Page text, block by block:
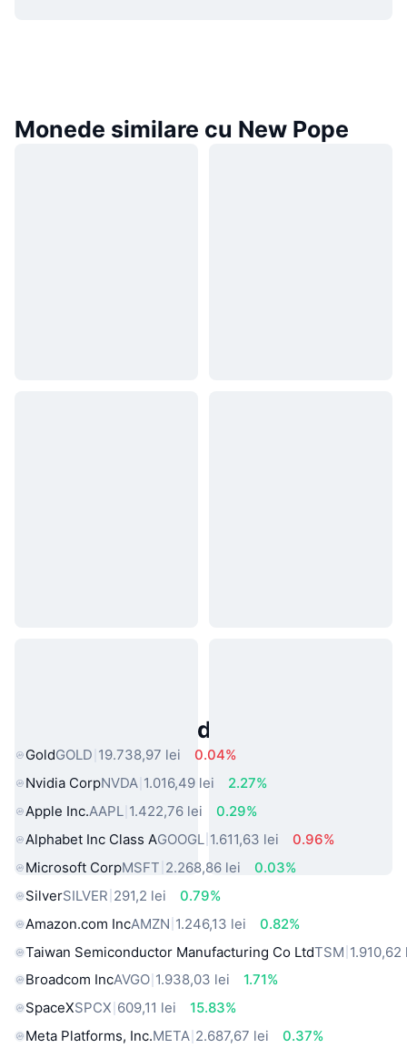
Monede similare cu New Pope
Active Populare din Lumea Reală
GoldGOLD 19.738,97 lei
0.04%
Nvidia CorpNVDA 1.016,49 lei
2.27%
Apple Inc.AAPL 1.422,76 lei
0.29%
Alphabet Inc Class AGOOGL 1.611,63 lei
0.96%
Microsoft CorpMSFT 2.268,86 lei
0.03%
SilverSILVER 291,2 lei
0.79%
Amazon.com IncAMZN 1.246,13 lei
0.82%
Taiwan Semiconductor Manufacturing Co LtdTSM 1.910,62
Broadcom IncAVGO 1.938,03 lei
1.71%
SpaceXSPCX 609,11 lei
15.83%
Meta Platforms, Inc.META 2.687,67 lei
0.37%